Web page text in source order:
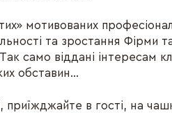
мотивованих
та зростання Фірми
само віддані інтересам
обставин…
приїжджайте в гості, на